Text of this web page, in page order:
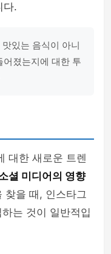
다.
있는 음식이 아니
졌는지에 대한 투
대한 새로운 트렌
셜 미디어의 영향
찾을 때, 인스타그
는 것이 일반적입